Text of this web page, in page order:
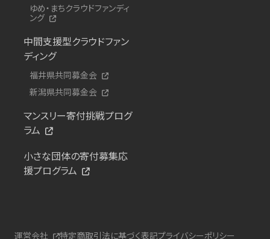
ゆめ・まちクラウドファンディ
ング
中間支援型クラウドファン
ディング
福井県共同募金会
新潟県共同募金会
マンスリー寄付挑戦プログ
ラム
小さな団体の寄付募集応
援プログラム
運営会社 特定商取引法に基づく表記プライバシーポリシー